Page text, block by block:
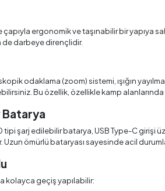
ergonomik ve taşınabilir bir yapıya
de darbeye dirençlidir.
odaklama (zoom) sistemi, ışığın
Bu özellik, özellikle kamp
Batarya
şarj edilebilir batarya, USB Type-C
Uzun ömürlü bataryası sayesinde acil
kolayca geçiş yapılabilir: